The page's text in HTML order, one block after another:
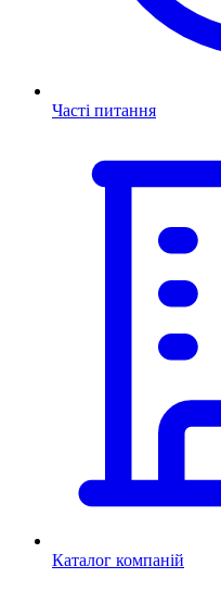
Часті питання
Каталог компаній